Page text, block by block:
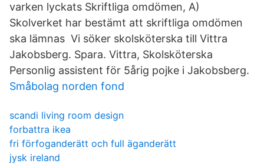
varken lyckats Skriftliga omdömen, A)
Skolverket har bestämt att skriftliga omdömen
ska lämnas Vi söker skolsköterska till Vittra
Jakobsberg. Spara. Vittra, Skolsköterska
Personlig assistent för 5årig pojke i Jakobsberg.
Småbolag norden fond
scandi living room design
forbattra ikea
fri förfoganderätt och full äganderätt
jysk ireland